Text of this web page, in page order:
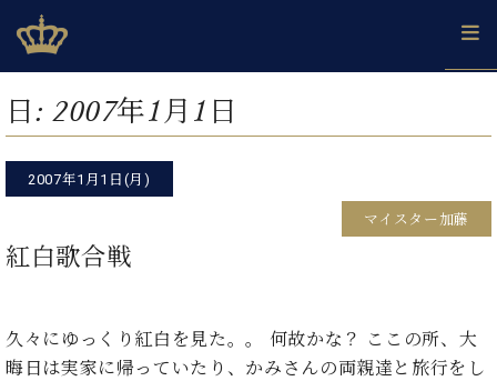
to
content
ベヒシュタインジャパン公式サイト
BECHSTEIN JAPAN Official Site
タ
ロ
グ
ベ
ヒ
ュ
タ
コ
ン
示
ア
ノ
ベ
ヒ
シ
イ
グ
ド
イ
ツ
器
シ
メ
ル
マ
員
ご
シ
イ
奏
し
企
業
情
採
報
日: 2007年1月1日
2007年1月1日(月)
マイスター加藤
紅白歌合戦
久々にゆっくり紅白を見た。。 何故かな？ ここの所、大
晦日は実家に帰っていたり、かみさんの両親達と旅行をし